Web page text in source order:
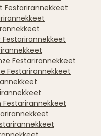
Festarirannekkeet
Festarirannekkeet
Festarirannekkeet